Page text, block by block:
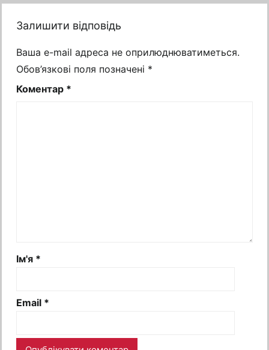
Залишити відповідь
Ваша e-mail адреса не оприлюднюватиметься.
Обов’язкові поля позначені *
Коментар *
Ім'я *
Email *